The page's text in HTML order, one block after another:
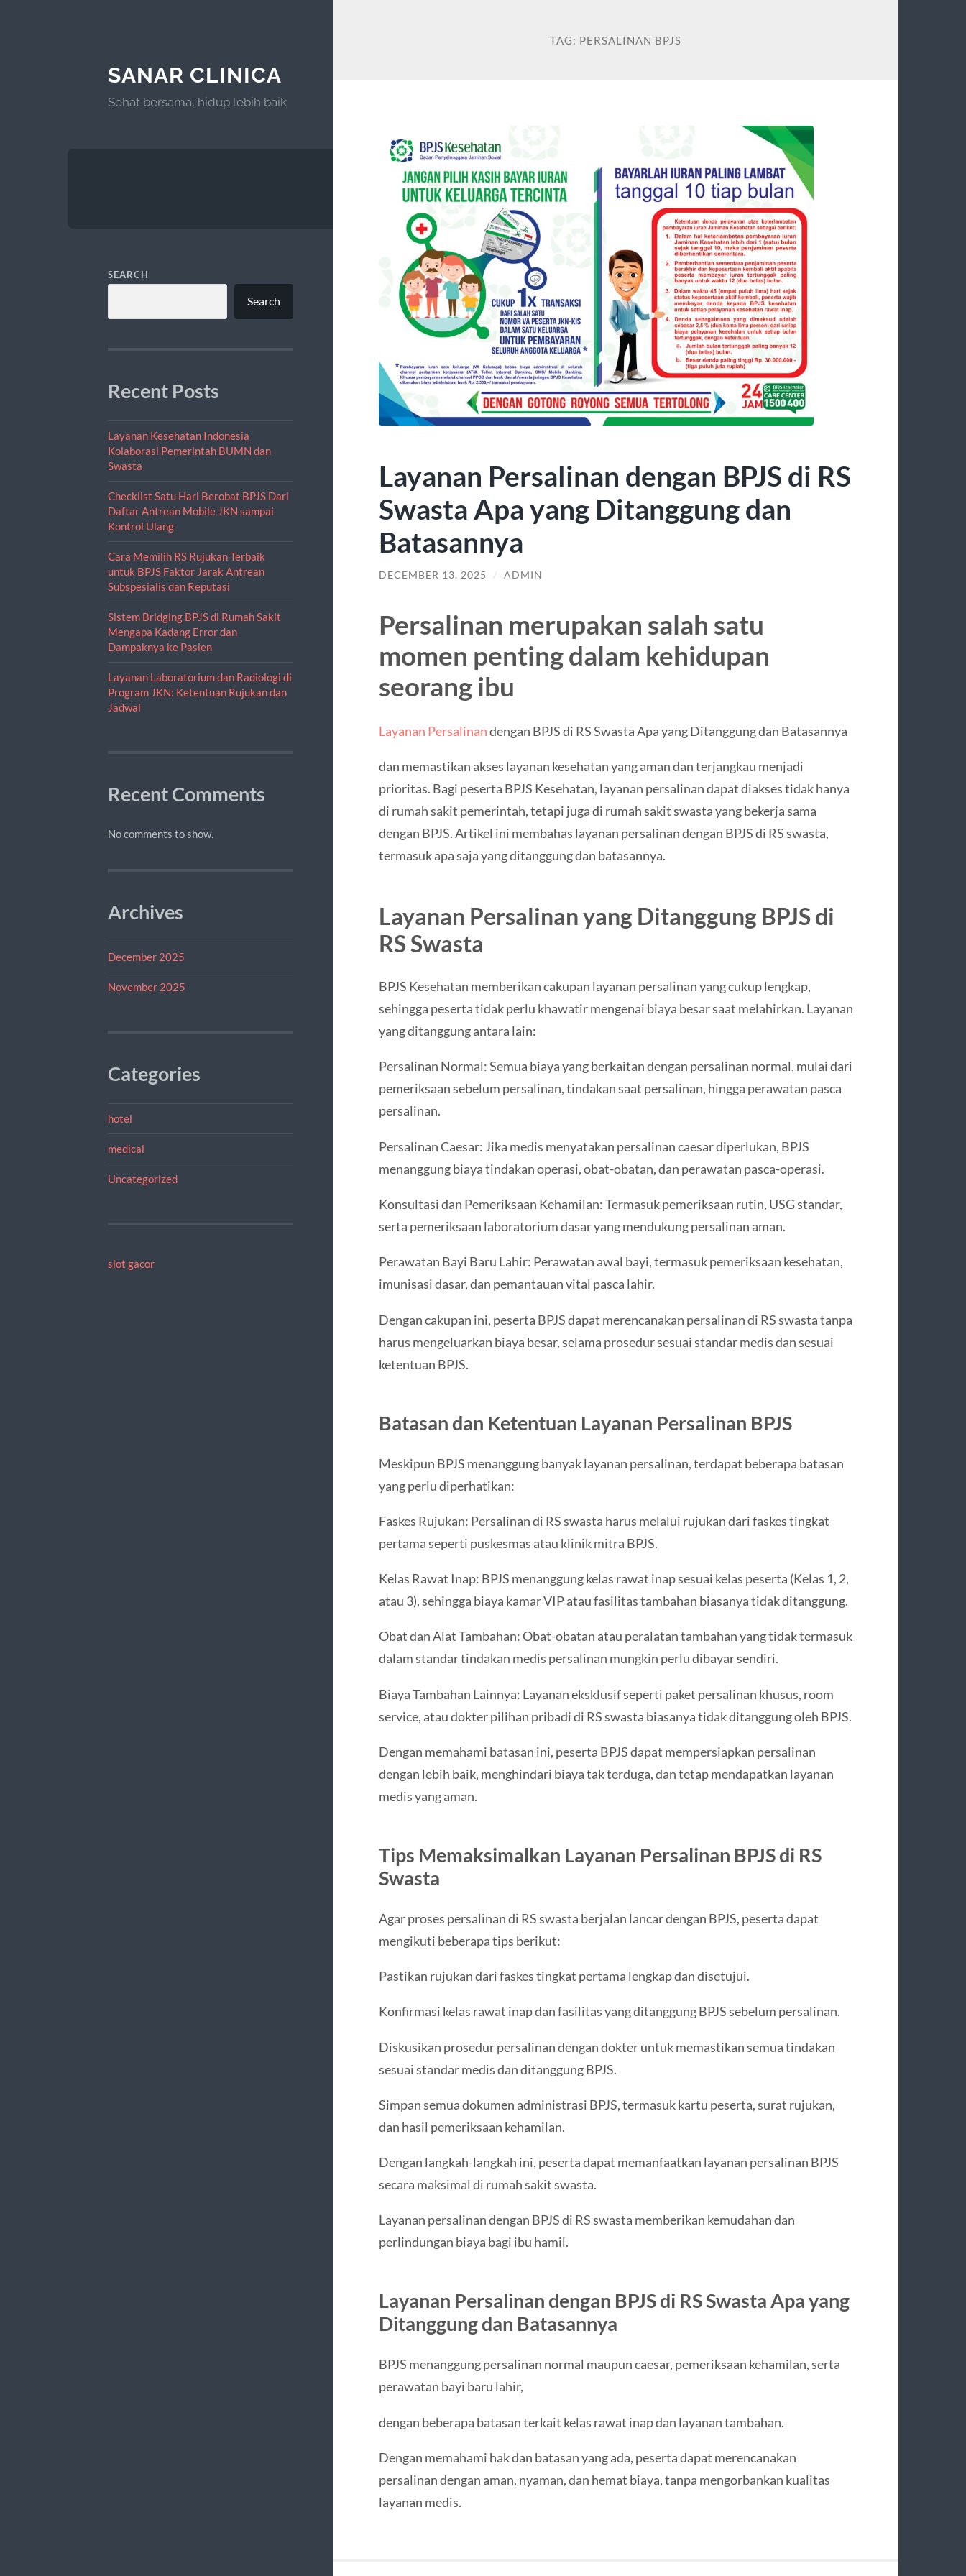
SANAR CLINICA
Sehat bersama, hidup lebih baik
SEARCH
Search
Recent Posts
Layanan Kesehatan Indonesia
Kolaborasi Pemerintah BUMN dan
Swasta
Checklist Satu Hari Berobat BPJS Dari
Daftar Antrean Mobile JKN sampai
Kontrol Ulang
Cara Memilih RS Rujukan Terbaik
untuk BPJS Faktor Jarak Antrean
Subspesialis dan Reputasi
Sistem Bridging BPJS di Rumah Sakit
Mengapa Kadang Error dan
Dampaknya ke Pasien
Layanan Laboratorium dan Radiologi di
Program JKN: Ketentuan Rujukan dan
Jadwal
Recent Comments
No comments to show.
Archives
December 2025
November 2025
Categories
hotel
medical
Uncategorized
slot gacor
TAG: PERSALINAN BPJS
Layanan Persalinan dengan BPJS di RS
Swasta Apa yang Ditanggung dan
Batasannya
DECEMBER 13, 2025 / ADMIN
Persalinan merupakan salah satu
momen penting dalam kehidupan
seorang ibu
Layanan Persalinandengan BPJS di RS Swasta Apa yang Ditanggung dan Batasannya
dan memastikan akses layanan kesehatan yang aman dan terjangkau menjadi
prioritas. Bagi peserta BPJS Kesehatan, layanan persalinan dapat diakses tidak hanya
di rumah sakit pemerintah, tetapi juga di rumah sakit swasta yang bekerja sama
dengan BPJS. Artikel ini membahas layanan persalinan dengan BPJS di RS swasta,
termasuk apa saja yang ditanggung dan batasannya.
Layanan Persalinan yang Ditanggung BPJS di
RS Swasta
BPJS Kesehatan memberikan cakupan layanan persalinan yang cukup lengkap,
sehingga peserta tidak perlu khawatir mengenai biaya besar saat melahirkan. Layanan
yang ditanggung antara lain:
Persalinan Normal: Semua biaya yang berkaitan dengan persalinan normal, mulai dari
pemeriksaan sebelum persalinan, tindakan saat persalinan, hingga perawatan pasca
persalinan.
Persalinan Caesar: Jika medis menyatakan persalinan caesar diperlukan, BPJS
menanggung biaya tindakan operasi, obat-obatan, dan perawatan pasca-operasi.
Konsultasi dan Pemeriksaan Kehamilan: Termasuk pemeriksaan rutin, USG standar,
serta pemeriksaan laboratorium dasar yang mendukung persalinan aman.
Perawatan Bayi Baru Lahir: Perawatan awal bayi, termasuk pemeriksaan kesehatan,
imunisasi dasar, dan pemantauan vital pasca lahir.
Dengan cakupan ini, peserta BPJS dapat merencanakan persalinan di RS swasta tanpa
harus mengeluarkan biaya besar, selama prosedur sesuai standar medis dan sesuai
ketentuan BPJS.
Batasan dan Ketentuan Layanan Persalinan BPJS
Meskipun BPJS menanggung banyak layanan persalinan, terdapat beberapa batasan
yang perlu diperhatikan:
Faskes Rujukan: Persalinan di RS swasta harus melalui rujukan dari faskes tingkat
pertama seperti puskesmas atau klinik mitra BPJS.
Kelas Rawat Inap: BPJS menanggung kelas rawat inap sesuai kelas peserta (Kelas 1, 2,
atau 3), sehingga biaya kamar VIP atau fasilitas tambahan biasanya tidak ditanggung.
Obat dan Alat Tambahan: Obat-obatan atau peralatan tambahan yang tidak termasuk
dalam standar tindakan medis persalinan mungkin perlu dibayar sendiri.
Biaya Tambahan Lainnya: Layanan eksklusif seperti paket persalinan khusus, room
service, atau dokter pilihan pribadi di RS swasta biasanya tidak ditanggung oleh BPJS.
Dengan memahami batasan ini, peserta BPJS dapat mempersiapkan persalinan
dengan lebih baik, menghindari biaya tak terduga, dan tetap mendapatkan layanan
medis yang aman.
Tips Memaksimalkan Layanan Persalinan BPJS di RS
Swasta
Agar proses persalinan di RS swasta berjalan lancar dengan BPJS, peserta dapat
mengikuti beberapa tips berikut:
Pastikan rujukan dari faskes tingkat pertama lengkap dan disetujui.
Konfirmasi kelas rawat inap dan fasilitas yang ditanggung BPJS sebelum persalinan.
Diskusikan prosedur persalinan dengan dokter untuk memastikan semua tindakan
sesuai standar medis dan ditanggung BPJS.
Simpan semua dokumen administrasi BPJS, termasuk kartu peserta, surat rujukan,
dan hasil pemeriksaan kehamilan.
Dengan langkah-langkah ini, peserta dapat memanfaatkan layanan persalinan BPJS
secara maksimal di rumah sakit swasta.
Layanan persalinan dengan BPJS di RS swasta memberikan kemudahan dan
perlindungan biaya bagi ibu hamil.
Layanan Persalinan dengan BPJS di RS Swasta Apa yang
Ditanggung dan Batasannya
BPJS menanggung persalinan normal maupun caesar, pemeriksaan kehamilan, serta
perawatan bayi baru lahir,
dengan beberapa batasan terkait kelas rawat inap dan layanan tambahan.
Dengan memahami hak dan batasan yang ada, peserta dapat merencanakan
persalinan dengan aman, nyaman, dan hemat biaya, tanpa mengorbankan kualitas
layanan medis.